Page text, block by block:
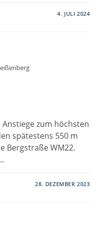
4. JULI 2024
Anstiege zum höchsten
spätestens 550 m
Bergstraße WM22.
28. DEZEMBER 2023